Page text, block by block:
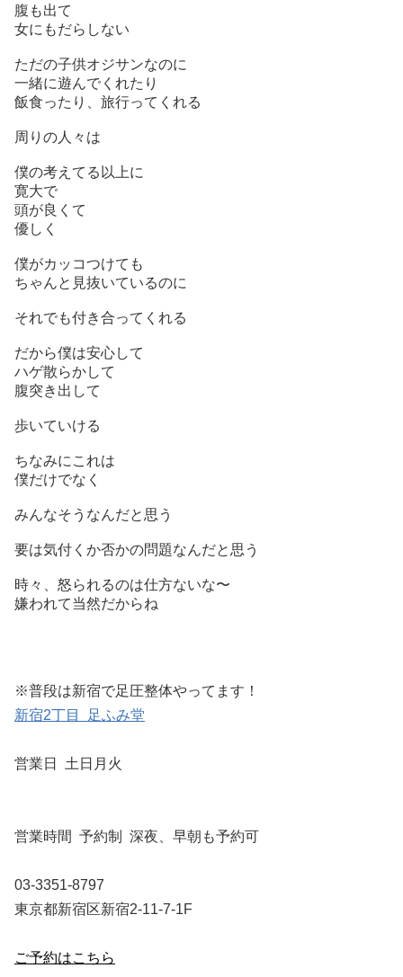
腹も出て
女にもだらしない
ただの子供オジサンなのに
一緒に遊んでくれたり
飯食ったり、旅行ってくれる
周りの人々は
僕の考えてる以上に
寛大で
頭が良くて
優しく
僕がカッコつけても
ちゃんと見抜いているのに
それでも付き合ってくれる
だから僕は安心して
ハゲ散らかして
腹突き出して
歩いていける
ちなみにこれは
僕だけでなく
みんなそうなんだと思う
要は気付くか否かの問題なんだと思う
時々、怒られるのは仕方ないな〜
嫌われて当然だからね
※普段は新宿で足圧整体やってます！
新宿2丁目 足ふみ堂
営業日 土日月火
営業時間 予約制 深夜、早朝も予約可
03-3351-8797
東京都新宿区新宿2-11-7-1F
ご予約はこちら